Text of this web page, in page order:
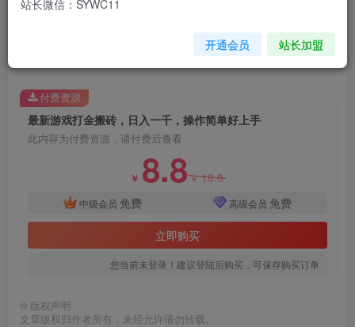
今天给大家带来一个最新的游戏搬砖项目，单号日入200+，
多开多得，可以矩阵操作，现在是红利期 操作非常简单，基
最新游戏打金搬砖，日入一千，操作简单好上手
此内容为付费资源，请付费后查看
￥ 8.8￥18.8
中级会员 免费 高级会员 免费
立即购买
您当前未登录！建议登陆后购买，可保存购买订单
付费资源
© 版权声明
文章版权归作者所有，未经允许请勿转载。
站长微信：SYWC11
开通会员 站长加盟